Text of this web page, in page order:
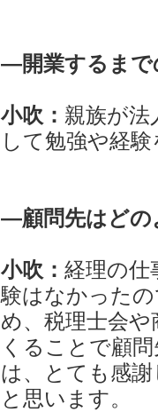
―開業するまで
小吹： 親族が法
して勉強や経
―顧問先はどの
小吹： 経理の仕
験はなかった
め、税理士会
くることで顧
は、とても感
と思います。